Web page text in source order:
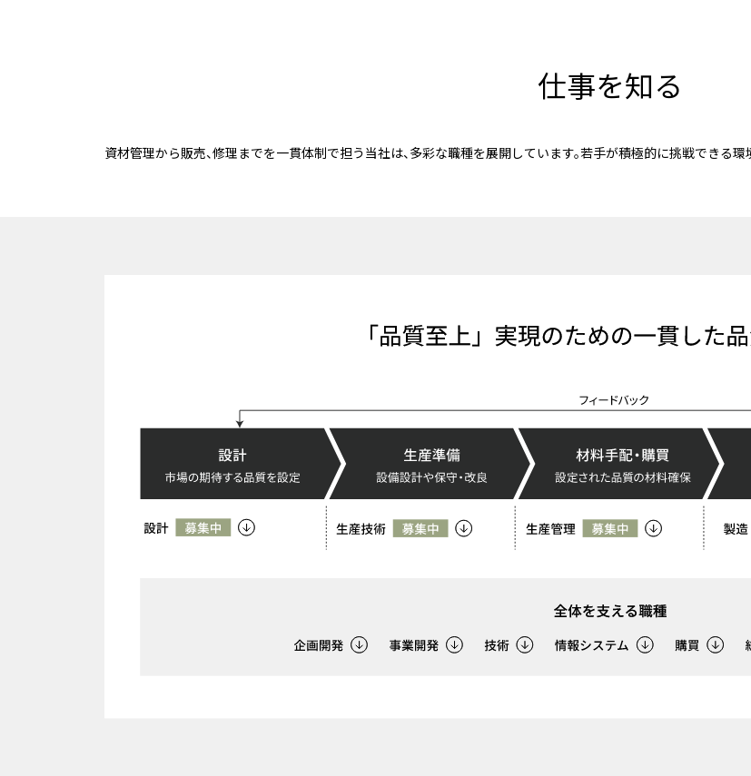
仕事を知る
資材管理から販売、修理までを​一貫体制で担う当社は、多彩な職種を展開しています。若手が積極的に挑戦できる